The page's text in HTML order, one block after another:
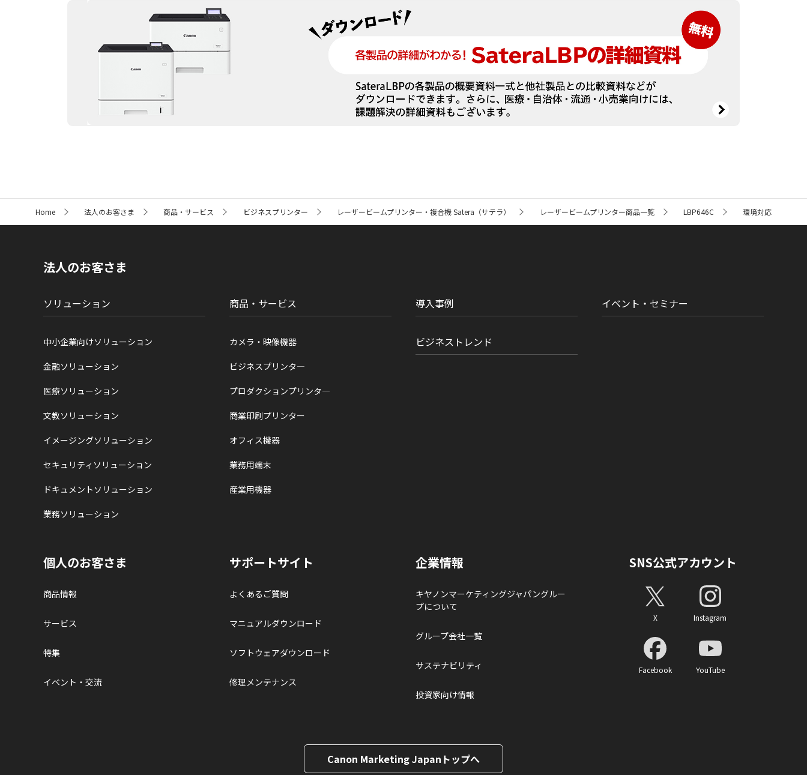
ト
Home 法人のお客さま 商品・サービス ビジネスプリンター レーザービームプリンター・複合機 Satera（サテラ） レーザービームプリンター商品一覧 LBP646C 環境対応
法人のお客さま
ソリューション
中小企業向けソリューション
金融ソリューション
医療ソリューション
文教ソリューション
イメージングソリューション
セキュリティソリューション
ドキュメントソリューション
業務ソリューション
商品・サービス
カメラ・映像機器
ビジネスプリンタ―
プロダクションプリンタ―
商業印刷プリンター
オフィス機器
業務用端末
産業用機器
導入事例
ビジネストレンド
イベント・セミナー
個人のお客さま
商品情報
サービス
特集
イベント・交流
サポートサイト
よくあるご質問
マニュアルダウンロード
ソフトウェアダウンロード
修理メンテナンス
企業情報
キヤノンマーケティングジャパングルー
プについて
グループ会社一覧
サステナビリティ
投資家向け情報
SNS公式アカウント
X Instagram
Facebook YouTube
Canon Marketing Japanトップへ